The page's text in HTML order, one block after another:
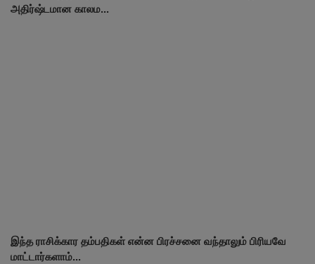
அதிர்ஷ்டமான காலம...
இந்த ராசிக்கார தம்பதிகள் என்ன பிரச்சனை வந்தாலும் பிரியவே
மாட்டார்களாம்...